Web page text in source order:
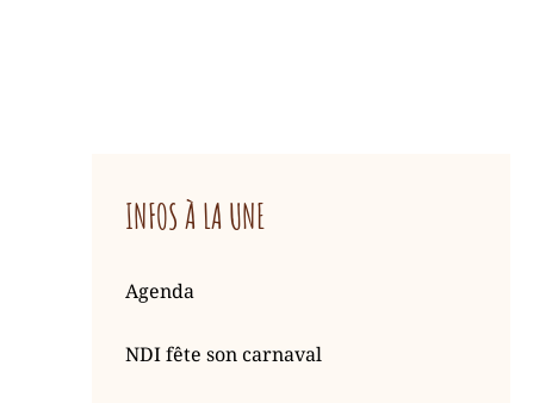
INFOS À LA UNE
Agenda
NDI fête son carnaval